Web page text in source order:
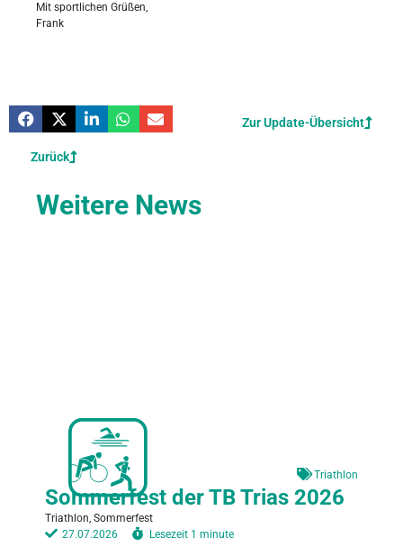
Mit sportlichen Grüßen,
Frank
Zur Update-Übersicht
Zurück
Weitere News
Triathlon
Sommerfest der TB Trias 2026
Triathlon, Sommerfest
27.07.2026
Lesezeit 1 minute